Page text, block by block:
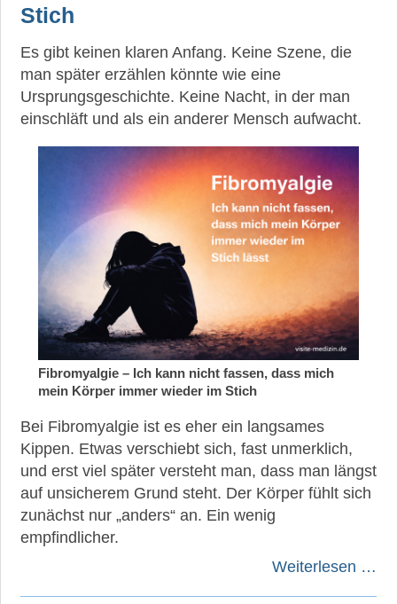
Stich
Es gibt keinen klaren Anfang. Keine Szene, die
man später erzählen könnte wie eine
Ursprungsgeschichte. Keine Nacht, in der man
einschläft und als ein anderer Mensch aufwacht.
Fibromyalgie – Ich kann nicht fassen, dass mich
mein Körper immer wieder im Stich
Bei Fibromyalgie ist es eher ein langsames
Kippen. Etwas verschiebt sich, fast unmerklich,
und erst viel später versteht man, dass man längst
auf unsicherem Grund steht. Der Körper fühlt sich
zunächst nur „anders“ an. Ein wenig
empfindlicher.
Weiterlesen …